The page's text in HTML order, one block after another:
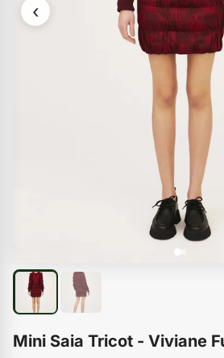
‹
Mini Saia Tricot - Viviane